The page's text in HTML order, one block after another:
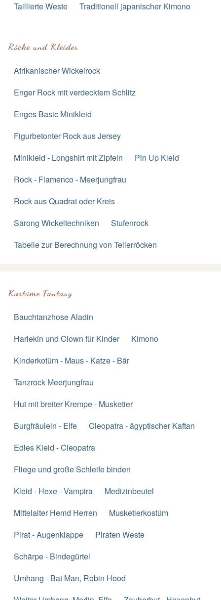
Taillierte Weste
Traditionell japanischer Kimono
Röcke und Kleider
Afrikanischer Wickelrock
Enger Rock mit verdecktem Schlitz
Enges Basic Minikleid
Figurbetonter Rock aus Jersey
Minikleid - Longshirt mit Zipfeln
Pin Up Kleid
Rock - Flamenco - Meerjungfrau
Rock aus Quadrat oder Kreis
Sarong Wickeltechniken
Stufenrock
Tabelle zur Berechnung von Tellerröcken
Kostüme Fantasy
Bauchtanzhose Aladin
Harlekin und Clown für Kinder
Kimono
Kinderkotüm - Maus - Katze - Bär
Tanzrock Meerjungfrau
Hut mit breiter Krempe - Musketier
Burgfräulein - Elfe
Cleopatra - ägyptischer Kaftan
Edles Kleid - Cleopatra
Fliege und große Schleife binden
Kleid - Hexe - Vampira
Medizinbeutel
Mittelalter Hemd Herren
Musketierkostüm
Pirat - Augenklappe
Piraten Weste
Schärpe - Bindegürtel
Umhang - Bat Man, Robin Hood